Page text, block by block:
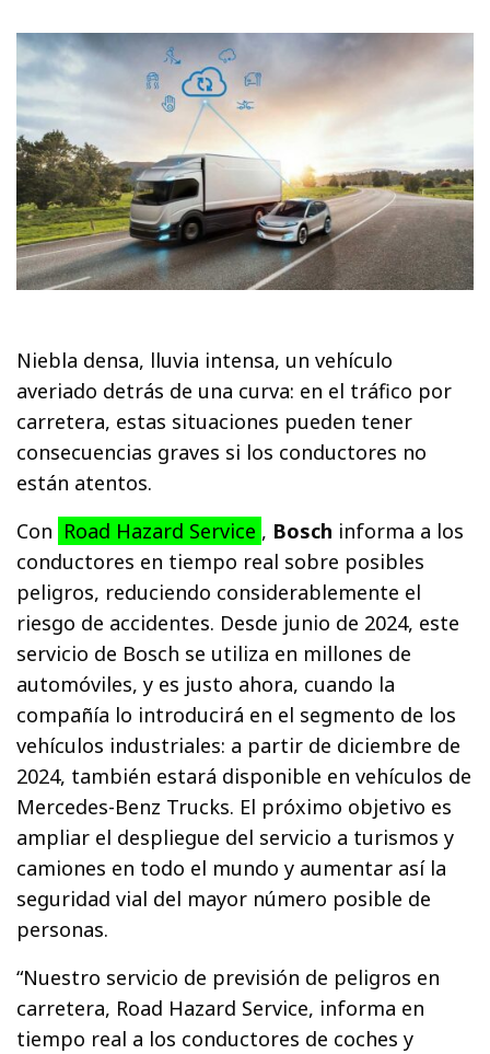
Niebla densa, lluvia intensa, un vehículo
averiado detrás de una curva: en el tráfico por
carretera, estas situaciones pueden tener
consecuencias graves si los conductores no
están atentos.
Con Road Hazard Service , Bosch informa a los
conductores en tiempo real sobre posibles
peligros, reduciendo considerablemente el
riesgo de accidentes. Desde junio de 2024, este
servicio de Bosch se utiliza en millones de
automóviles, y es justo ahora, cuando la
compañía lo introducirá en el segmento de los
vehículos industriales: a partir de diciembre de
2024, también estará disponible en vehículos de
Mercedes-Benz Trucks. El próximo objetivo es
ampliar el despliegue del servicio a turismos y
camiones en todo el mundo y aumentar así la
seguridad vial del mayor número posible de
personas.
“Nuestro servicio de previsión de peligros en
carretera, Road Hazard Service, informa en
tiempo real a los conductores de coches y